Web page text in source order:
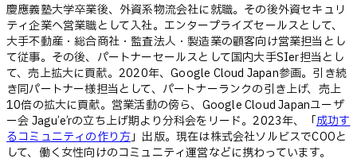
慶應義塾大学卒業後、外資系物流会社に就職。その後外資セキュリ
ティ企業へ営業職として入社。エンタープライズセールスとして、
大手不動産・総合商社・監査法人・製造業の顧客向け営業担当とし
て従事。その後、パートナーセールスとして国内大手SIer担当とし
て、売上拡大に貢献。2020年、Google Cloud Japan参画。引き続
き同パートナー様担当として、パートナーランクの引き上げ、売上
10倍の拡大に貢献。営業活動の傍ら、Google Cloud Japanユーザ
ー会 Jagu’e’rの立ち上げ期より分科会をリード。2023年、「成功す
るコミュニティの作り方」出版。現在は株式会社ソルビスでCOOと
して、働く女性向けのコミュニティ運営などに携わっています。